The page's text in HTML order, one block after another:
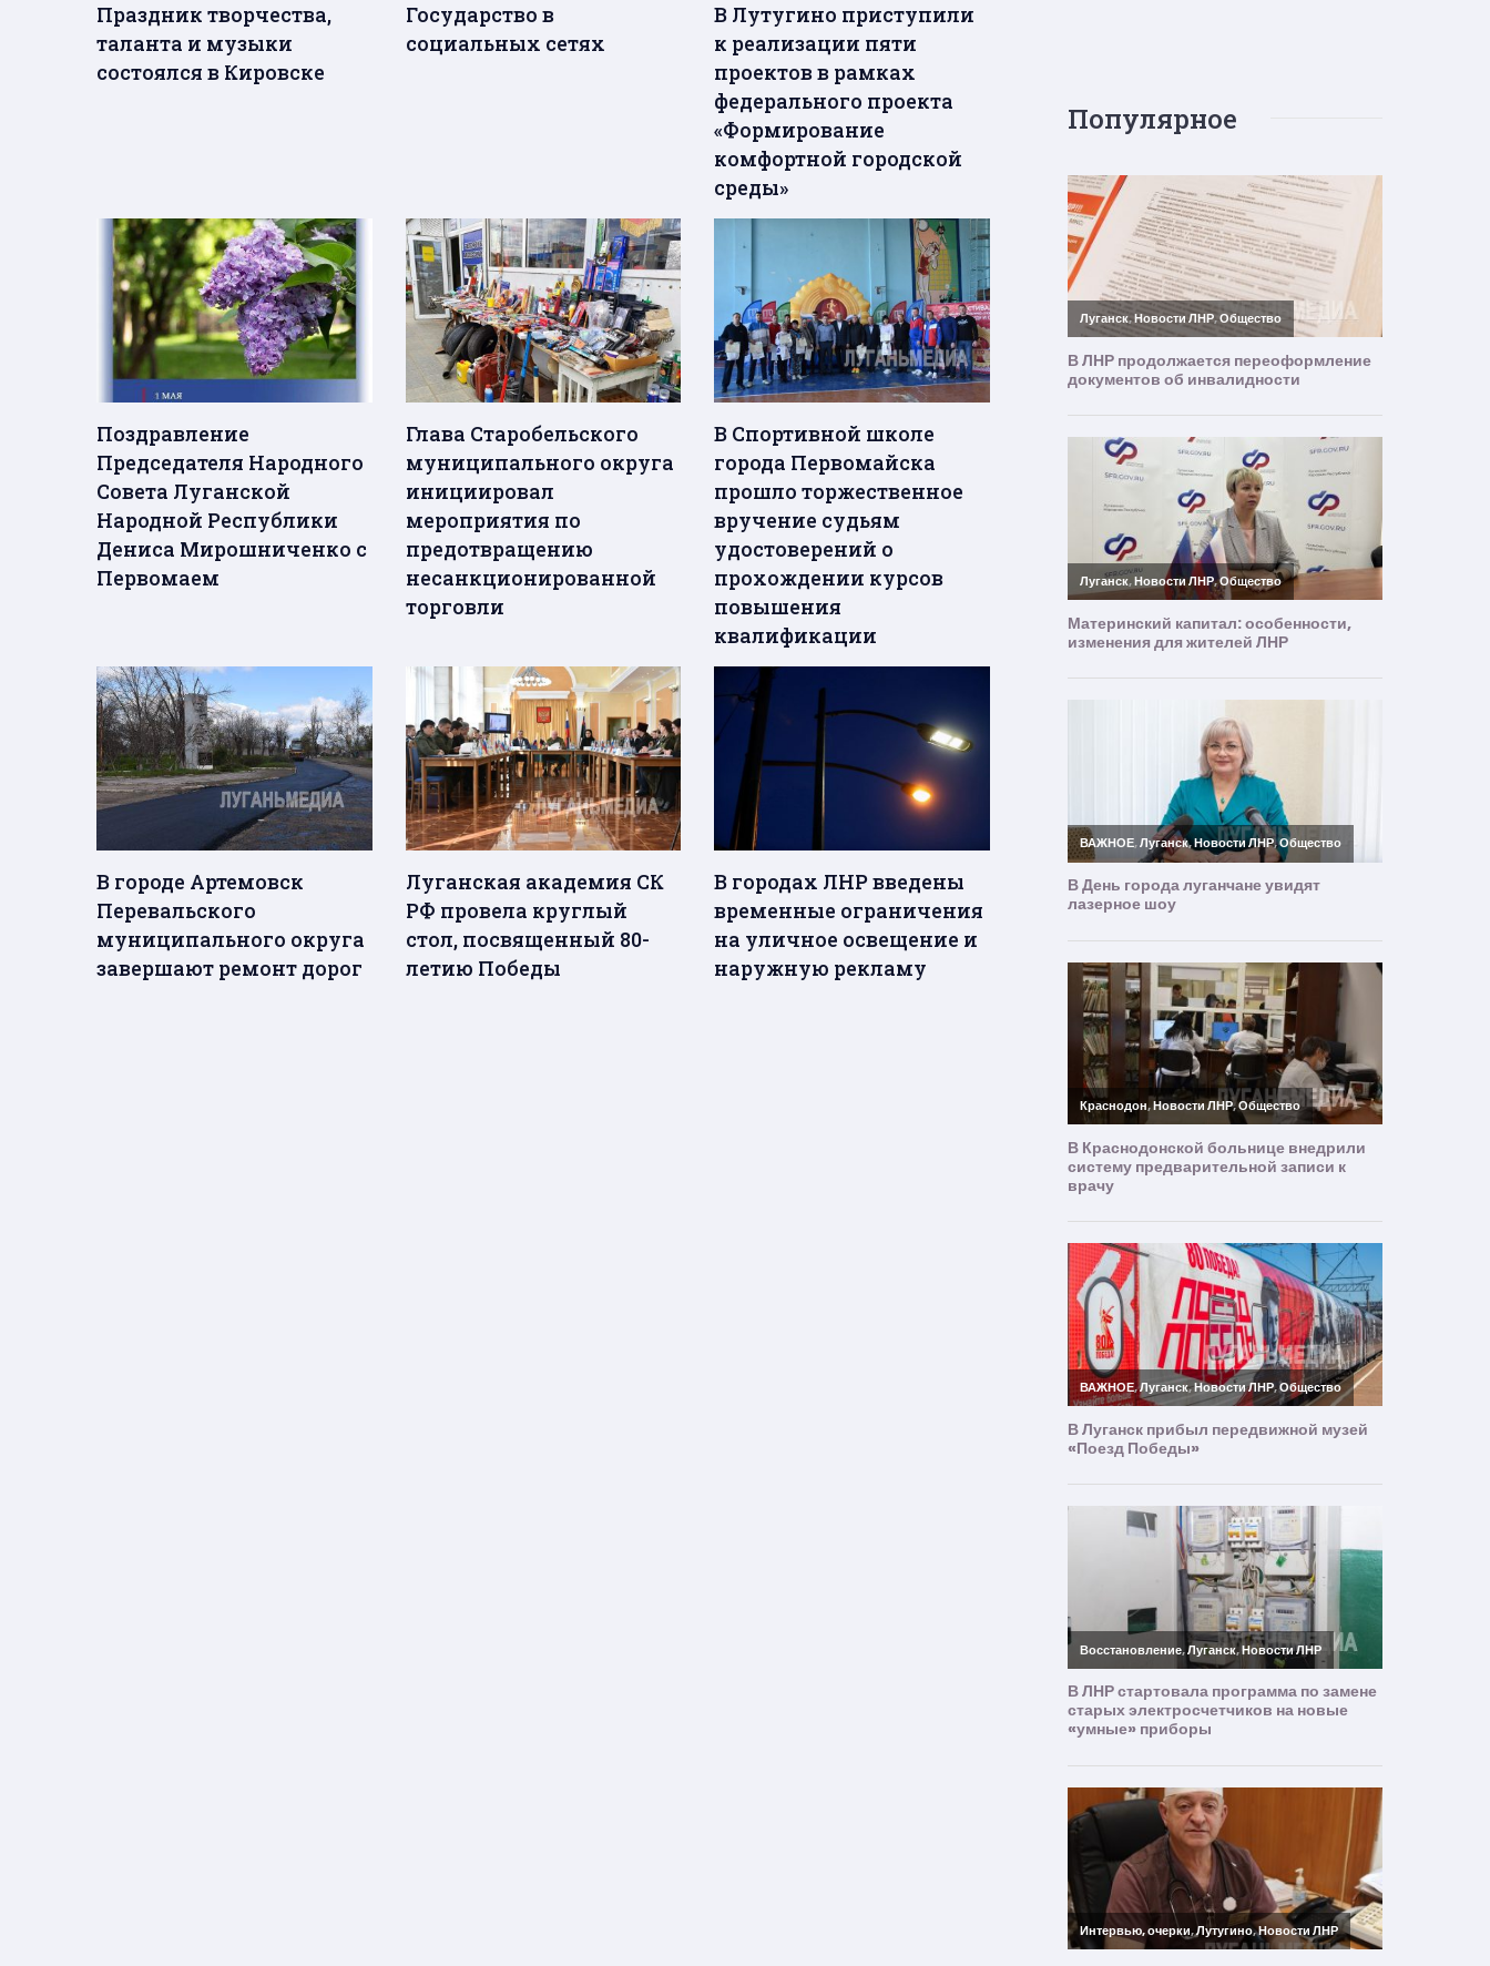
Праздник творчества,
таланта и музыки
состоялся в Кировске
Государство в
социальных сетях
В Лутугино приступили
к реализации пяти
проектов в рамках
федерального проекта
«Формирование
комфортной городской
среды»
Поздравление
Председателя Народного
Совета Луганской
Народной Республики
Дениса Мирошниченко с
Первомаем
Глава Старобельского
муниципального округа
инициировал
мероприятия по
предотвращению
несанкционированной
торговли
В Спортивной школе
города Первомайска
прошло торжественное
вручение судьям
удостоверений о
прохождении курсов
повышения
квалификации
В городе Артемовск
Перевальского
муниципального округа
завершают ремонт дорог
Луганская академия СК
РФ провела круглый
стол, посвященный 80-
летию Победы
В городах ЛНР введены
временные ограничения
на уличное освещение и
наружную рекламу
Популярное